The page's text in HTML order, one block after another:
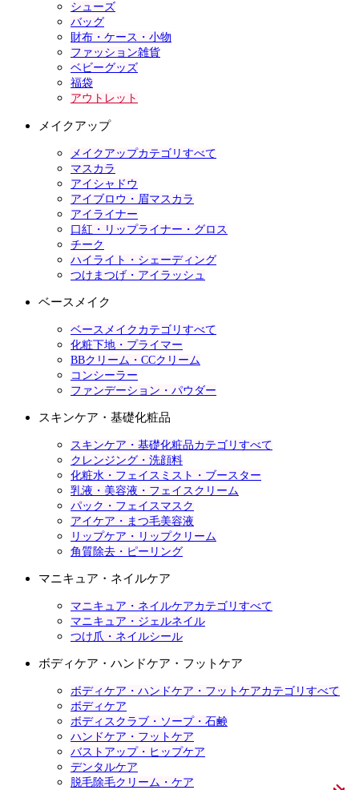
シューズ
バッグ
財布・ケース・小物
ファッション雑貨
ベビーグッズ
福袋
アウトレット
メイクアップ
メイクアップカテゴリすべて
マスカラ
アイシャドウ
アイブロウ・眉マスカラ
アイライナー
口紅・リップライナー・グロス
チーク
ハイライト・シェーディング
つけまつげ・アイラッシュ
ベースメイク
ベースメイクカテゴリすべて
化粧下地・プライマー
BBクリーム・CCクリーム
コンシーラー
ファンデーション・パウダー
スキンケア・基礎化粧品
スキンケア・基礎化粧品カテゴリすべて
クレンジング・洗顔料
化粧水・フェイスミスト・ブースター
乳液・美容液・フェイスクリーム
パック・フェイスマスク
アイケア・まつ毛美容液
リップケア・リップクリーム
角質除去・ピーリング
マニキュア・ネイルケア
マニキュア・ネイルケアカテゴリすべて
マニキュア・ジェルネイル
つけ爪・ネイルシール
ボディケア・ハンドケア・フットケア
ボディケア・ハンドケア・フットケアカテゴリすべて
ボディケア
ボディスクラブ・ソープ・石鹸
ハンドケア・フットケア
バストアップ・ヒップケア
デンタルケア
脱毛除毛クリーム・ケア